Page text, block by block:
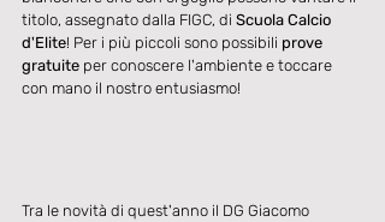
titolo, assegnato dalla FIGC, di Scuola Calcio
d'Elite! Per i più piccoli sono possibili prove
gratuite per conoscere l'ambiente e toccare
con mano il nostro entusiasmo!
Tra le novità di quest'anno il DG Giacomo